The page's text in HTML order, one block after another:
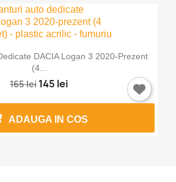
DACIA Logan 3 2020-Prezent
(4...
165 lei 145 lei
ADAUGA IN COS